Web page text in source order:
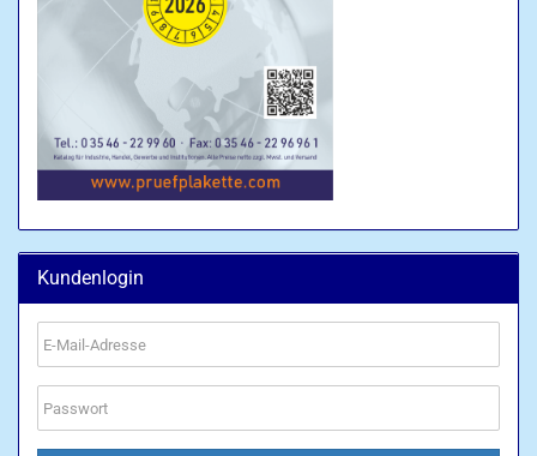
Kundenlogin
E-
Mail-
Adresse
Passwort